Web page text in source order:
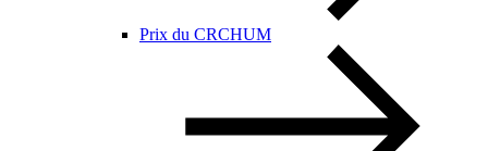
Prix du CRCHUM